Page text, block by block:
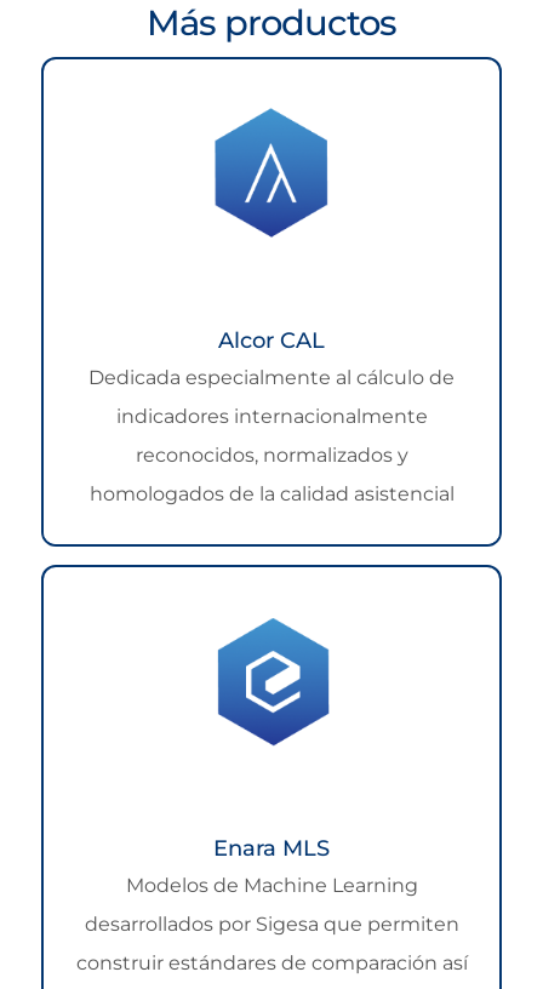
Más productos
Alcor CAL
Dedicada especialmente al cálculo de
indicadores internacionalmente
reconocidos, normalizados y
homologados de la calidad asistencial
Enara MLS
Modelos de Machine Learning
desarrollados por Sigesa que permiten
construir estándares de comparación así